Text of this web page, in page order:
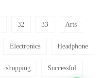
32 33 Arts
Electronics Headphone
shopping Successful